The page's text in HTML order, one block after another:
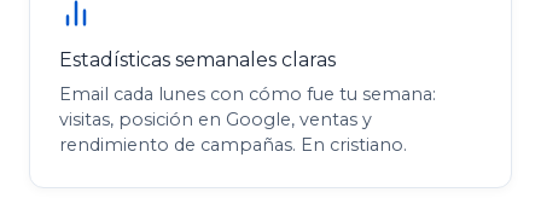
Estadísticas semanales claras
Email cada lunes con cómo fue tu semana:
visitas, posición en Google, ventas y
rendimiento de campañas. En cristiano.